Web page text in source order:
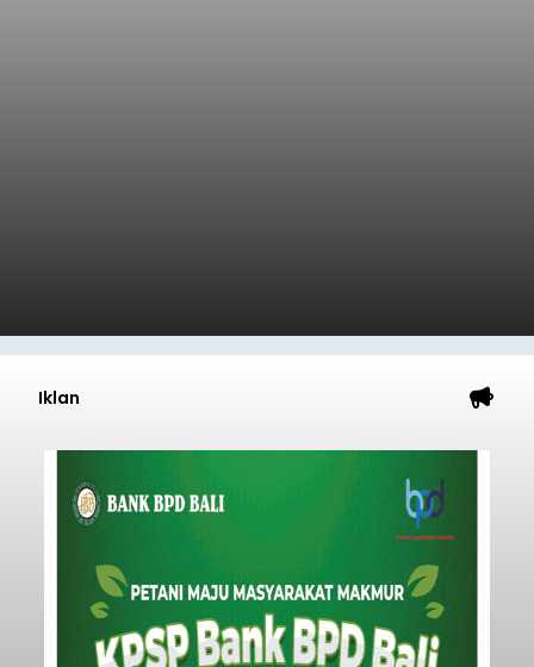
Iklan